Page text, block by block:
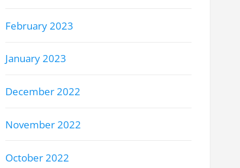
February 2023
January 2023
December 2022
November 2022
October 2022